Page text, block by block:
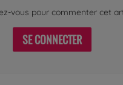
vous pour commenter cet
SE CONNECTER